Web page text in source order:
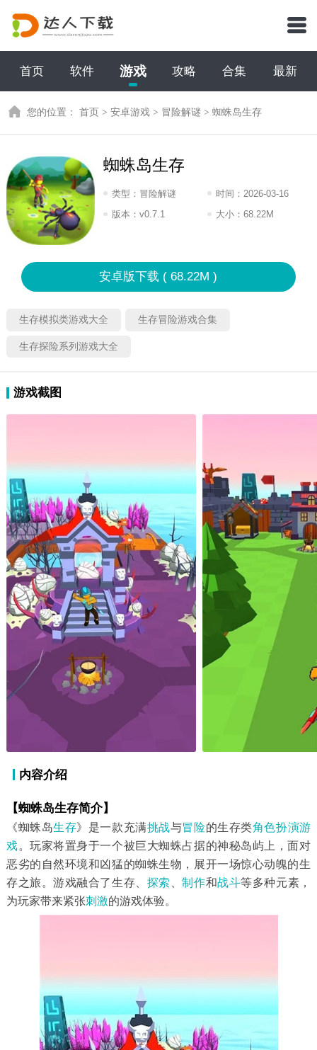
首页 软件 游戏 攻略 合集 最新
您的位置：首页 >安卓游戏 > 冒险解谜 >蜘蛛岛生存
蜘蛛岛生存
类型： 冒险解谜 时间： 2026-03-16
10:2026
版本：v0.7.1 大小： 68.22M
安卓版下载 ( 68.22M )
生存模拟类游戏大全 生存冒险游戏合集
生存探险系列游戏大全
游戏截图
内容介绍
【蜘蛛岛生存简介】
《蜘蛛岛生存》是一款充满挑战与冒险的生存类角色扮演游
戏。玩家将置身于一个被巨大蜘蛛占据的神秘岛屿上，面对
恶劣的自然环境和凶猛的蜘蛛生物，展开一场惊心动魄的生
存之旅。游戏融合了生存、 探索 、制作和战斗等多种元素，
为玩家带来紧张刺激的游戏体验。